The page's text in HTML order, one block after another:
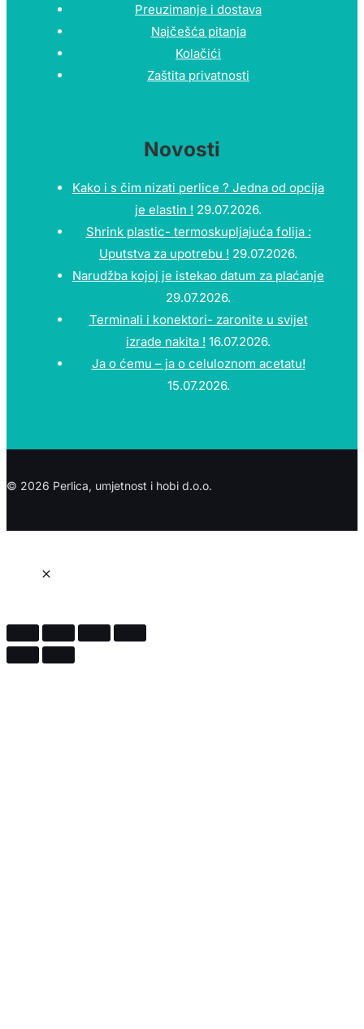
Preuzimanje i dostava
Najčešća pitanja
Kolačići
Zaštita privatnosti
Novosti
Kako i s čim nizati perlice ? Jedna od opcija
je elastin ! 29.07.2026.
Shrink plastic- termoskupljajuća folija :
Uputstva za upotrebu ! 29.07.2026.
Narudžba kojoj je istekao datum za plaćanje
29.07.2026.
Terminali i konektori- zaronite u svijet
izrade nakita ! 16.07.2026.
Ja o ćemu – ja o celuloznom acetatu!
15.07.2026.
© 2026 Perlica, umjetnost i hobi d.o.o.